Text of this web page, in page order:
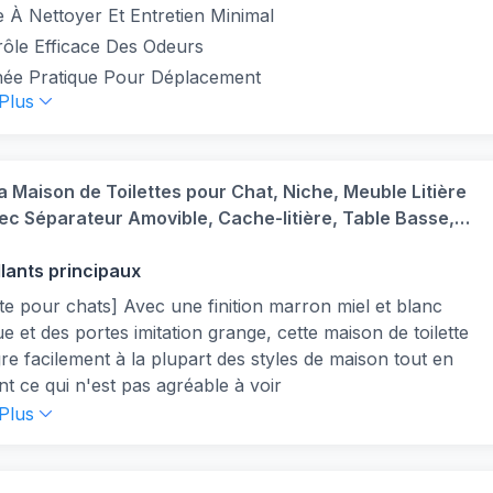
À Nettoyer Et Entretien Minimal
Efficace Des Odeurs
Pratique Pour Déplacement
Maison de Toilettes pour Chat, Niche, Meuble Litière
Séparateur Amovible, Cache-litière, Table Basse,
50 cm, Marron Miel et Blanc Rustique PCL002P01V1
principaux
pour chats] Avec une finition marron miel et blanc
et des portes imitation grange, cette maison de toilette
facilement à la plupart des styles de maison tout en
ce qui n'est pas agréable à voir
et pour vous] Faites-en une maison de toilette
le désordre. Placez un lit pour chat à l'intérieur